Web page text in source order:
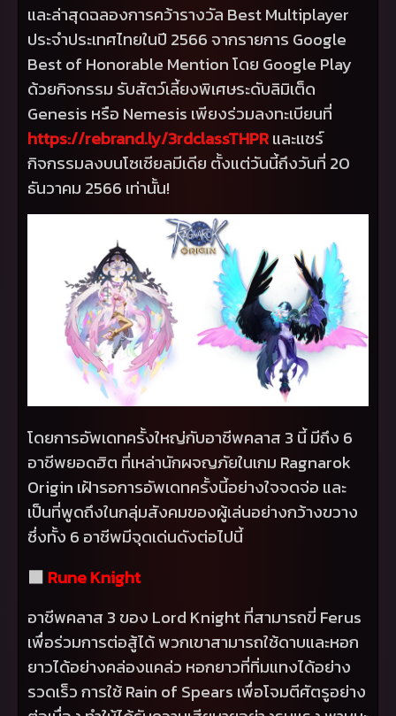
และล่าสุดฉลองการคว้ารางวัล Best Multiplayer
ประจำประเทศไทยในปี 2566 จากรายการ Google
Best of Honorable Mentionโดย Google Play
ด้วยกิจกรรม รับสัตว์เลี้ยงพิเศษระดับลิมิเต็ด
Genesis หรือ Nemesis เพียงร่วมลงทะเบียนที่
https://rebrand.ly/3rdclassTHPRและแชร์
กิจกรรมลงบนโซเชียลมีเดีย ตั้งแต่วันนี้ถึงวันที่ 20
ธันวาคม 2566 เท่านั้น!
โดยการอัพเดทครั้งใหญ่กับอาชีพคลาส 3 นี้ มีถึง 6
อาชีพยอดฮิต ที่เหล่านักผจญภัยในเกม Ragnarok
Origin เฝ้ารอการอัพเดทครั้งนี้อย่างใจจดจ่อ และ
เป็นที่พูดถึงในกลุ่มสังคมของผู้เล่นอย่างกว้างขวาง
ซึ่งทั้ง 6 อาชีพมีจุดเด่นดังต่อไปนี้
⬛ Rune Knight
อาชีพคลาส 3 ของ Lord Knightที่สามารถขี่ Ferus
เพื่อร่วมการต่อสู้ได้ พวกเขาสามารถใช้ดาบและหอก
ยาวได้อย่างคล่องแคล่ว หอกยาวที่ทิ่มแทงได้อย่าง
รวดเร็ว การใช้Rain of Spears เพื่อโจมตีศัตรูอย่าง